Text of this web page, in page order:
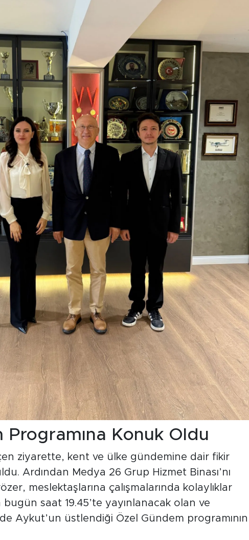
Programına Konuk Oldu
ziyarette, kent ve ülke gündemine dair fikir
Ardından Medya 26 Grup Hizmet Binası’nı
meslektaşlarına çalışmalarında kolaylıklar
bugün saat 19.45’te yayınlanacak olan ve
Aykut’un üstlendiği Özel Gündem programının